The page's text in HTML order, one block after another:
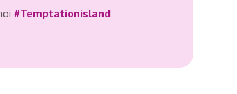
#Temptationisland